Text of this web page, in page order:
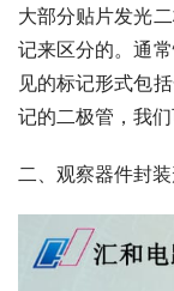
大部分贴片发光
记来区分的。通
见的标记形式包
记的二极管，我
二、观察器件封